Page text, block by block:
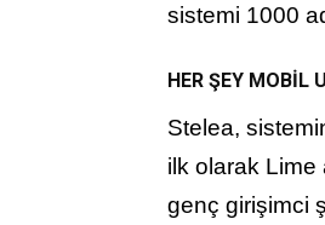
sistemi 1000
HER ŞEY MOBİL
Stelea,
ilk olarak Lime
genç girişimci